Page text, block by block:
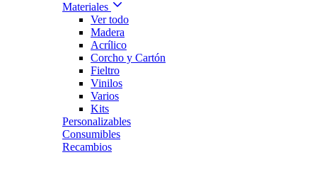
Materiales
Ver todo
Madera
Acrílico
Corcho y Cartón
Fieltro
Vinilos
Varios
Kits
Personalizables
Consumibles
Recambios